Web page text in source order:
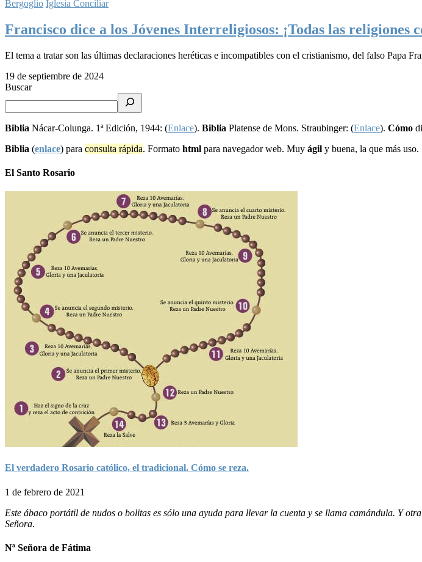
Bergoglio Iglesia Conciliar
Francisco dice a los Jóvenes Interreligiosos: ¡Todas las religiones
El tema a tratar son las últimas declaraciones heréticas e incompatibles con el cristianismo, del falso Papa
19 de septiembre de 2024
Buscar
Biblia Nácar-Colunga. 1ª Edición, 1944: (Enlace). Biblia Platense de Mons. Straubinger: (Enlace). Cómo
Biblia (enlace) para consulta rápida. Formato html para navegador web. Muy ágil y buena, la que más uso.
El Santo Rosario
El verdadero Rosario católico, el tradicional. Cómo se reza.
1 de febrero de 2021
Este ábaco portátil de nudos o bolitas es sólo una ayuda para llevar la cuenta y se llama camándula. Y
Señora.
Nª Señora de Fátima